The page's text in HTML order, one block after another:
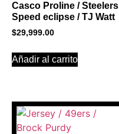
Casco Proline / Steelers
Speed eclipse / TJ Watt
$29,999.00
Añadir al carrito